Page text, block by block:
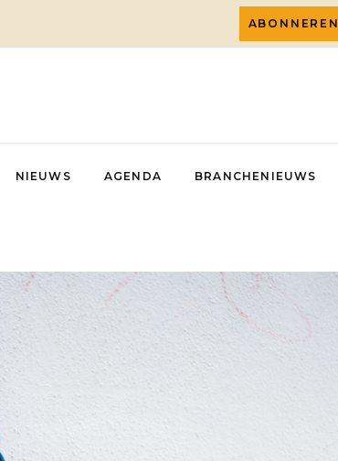
ABONNEREN
NIEUWS AGENDA BRANCHENIEUWS